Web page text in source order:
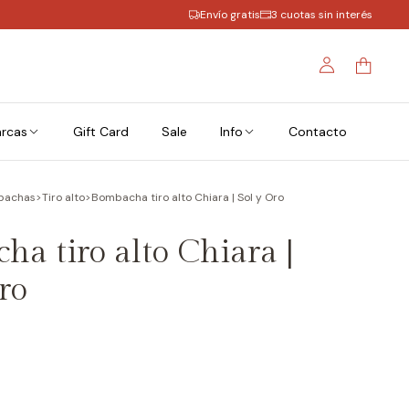
Envío gratis 3 cuotas sin interés
Gift Card Sale Info Contacto
>Tiro alto>Bombacha tiro alto Chiara | Sol y Oro
tiro alto Chiara |